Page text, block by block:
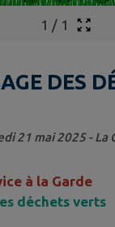
1 / 1
DES
21 mai 2025 - La
à la Garde
déchets verts